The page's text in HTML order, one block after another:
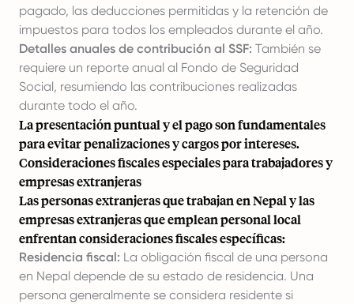
pagado, las deducciones permitidas y la retención de
impuestos para todos los empleados durante el año.
Detalles anuales de contribución al SSF: También se
requiere un reporte anual al Fondo de Seguridad
Social, resumiendo las contribuciones realizadas
durante todo el año.
La presentación puntual y el pago son fundamentales
para evitar penalizaciones y cargos por intereses.
Consideraciones fiscales especiales para trabajadores y
empresas extranjeras
Las personas extranjeras que trabajan en Nepal y las
empresas extranjeras que emplean personal local
enfrentan consideraciones fiscales específicas:
Residencia fiscal: La obligación fiscal de una persona
en Nepal depende de su estado de residencia. Una
persona generalmente se considera residente si